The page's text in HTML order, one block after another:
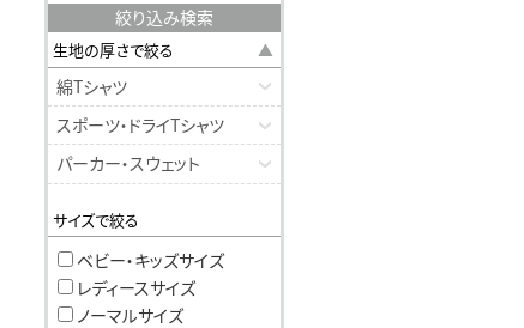
絞り込み検索
生地の厚さで絞る
綿Tシャツ
スポーツ・ドライTシャツ
パーカー・スウェット
サイズで絞る
ベビー・キッズサイズ
レディースサイズ
ノーマルサイズ